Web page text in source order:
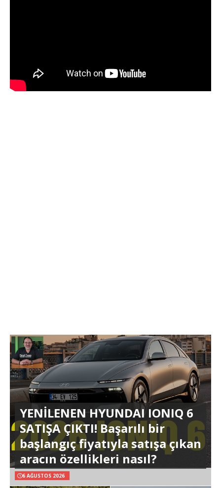
YENİLENEN HYUNDAI IONIQ 6
SATIŞA ÇIKTI! Başarılı bir
başlangıç fiyatıyla satışa çıkan
aracın özellikleri nasıl?
6 AĞUSTOS 2026